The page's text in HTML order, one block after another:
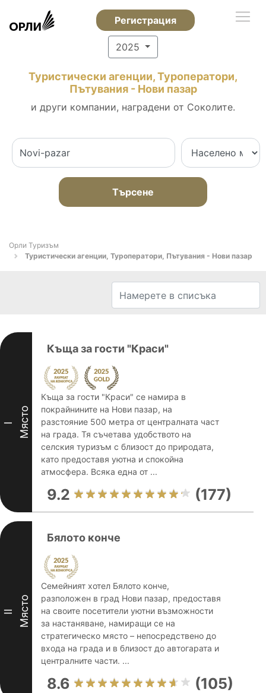
Регистрация
2025
Туристически агенции, Туроператори,
Пътувания - Нови пазар
и други компании, наградени от Соколите.
Търсене
Орли Туризъм
Туристически агенции, Туроператори, Пътувания - Нови пазар
I Място
Къща за гости "Краси"
Къща за гости "Краси" се намира в
покрайнините на Нови пазар, на
разстояние 500 метра от централната част
на града. Тя съчетава удобството на
селския туризъм с близост до природата,
като предоставя уютна и спокойна
атмосфера. Всяка една от ...
9.2 (177)
II Място
Бялото конче
Семейният хотел Бялото конче,
разположен в град Нови пазар, предоставя
на своите посетители уютни възможности
за настаняване, намиращи се на
стратегическо място – непосредствено до
входа на града и в близост до автогарата и
централните части. ...
8.6 (105)